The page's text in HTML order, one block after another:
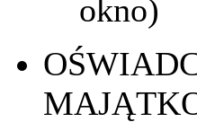
okno)